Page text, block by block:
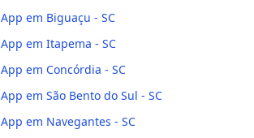
em Biguaçu - SC
em Itapema - SC
em Concórdia - SC
em São Bento do Sul - SC
em Navegantes - SC